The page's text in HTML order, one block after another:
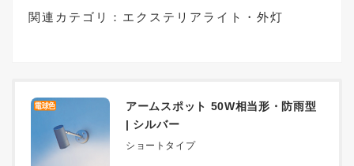
関連カテゴリ： エクステリアライト・外灯
アームスポット 50W相当形・防雨型
| シルバー
ショートタイプ